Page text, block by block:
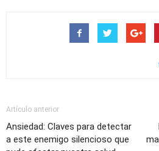
Artículo anterior
Ansiedad: Claves para detectar
a este enemigo silencioso que